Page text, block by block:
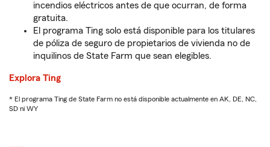
incendios eléctricos antes de que ocurran, de forma
gratuita.
El programa Ting solo está disponible para los titulares
de póliza de seguro de propietarios de vivienda no de
inquilinos de State Farm que sean elegibles.
Explora Ting
* El programa Ting de State Farm no está disponible actualmente en AK, DE, NC,
SD ni WY